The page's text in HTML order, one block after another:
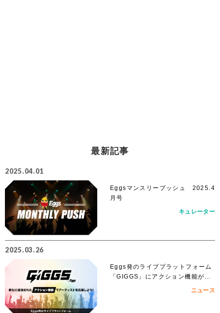
最新記事
2025.04.01
Eggsマンスリープッシュ 2025.4
月号
キュレーター
2025.03.26
Eggs発のライブプラットフォーム
「GIGGS」にアクション機能が追
ニュース